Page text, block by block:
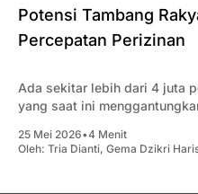
Potensi Tambang
Percepatan Perizinan
Ada sekitar lebih dari 4 juta
yang saat ini
25 Mei 2026•4 Menit
Oleh: Tria Dianti, Gema Dzikri